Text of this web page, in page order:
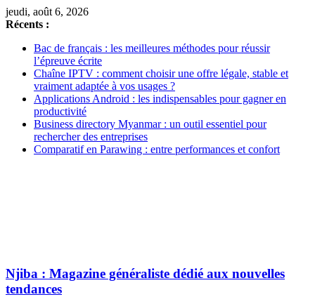
jeudi, août 6, 2026
Récents :
Bac de français : les meilleures méthodes pour réussir
l’épreuve écrite
Chaîne IPTV : comment choisir une offre légale, stable et
vraiment adaptée à vos usages ?
Applications Android : les indispensables pour gagner en
productivité
Business directory Myanmar : un outil essentiel pour
rechercher des entreprises
Comparatif en Parawing : entre performances et confort
Njiba : Magazine généraliste dédié aux nouvelles
tendances